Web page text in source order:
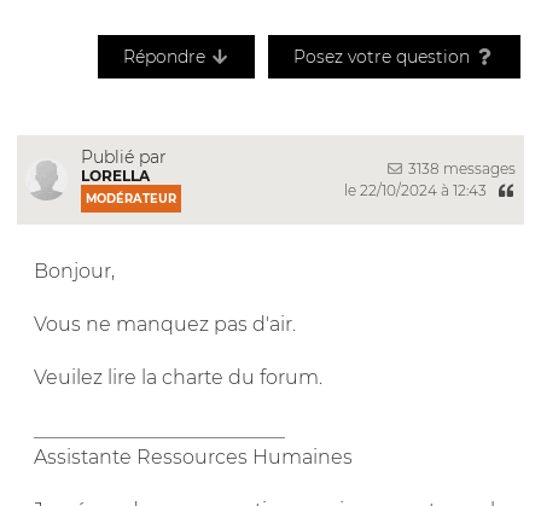
Répondre Posez votre question
Publié par
LORELLA
MODÉRATEUR
3138 messages
le 22/10/2024 à 12:43
Bonjour,
Vous ne manquez pas d'air.
Veuilez lire la charte du forum.
Assistante Ressources Humaines